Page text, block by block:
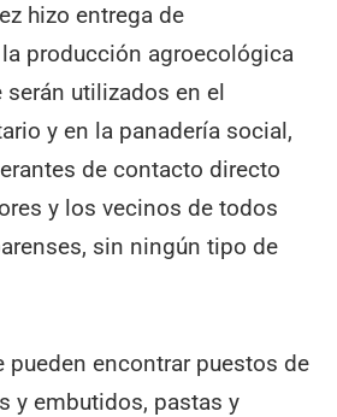
hizo entrega de
producción agroecológica
serán utilizados en el
y en la panadería social,
de contacto directo
y los vecinos de todos
sin ningún tipo de
pueden encontrar puestos de
y embutidos, pastas y